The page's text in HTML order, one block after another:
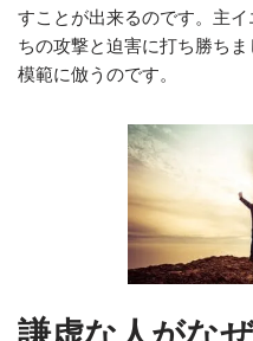
すことが出来るのです。主
ちの攻撃と迫害に打ち勝ち
模範に倣うのです。